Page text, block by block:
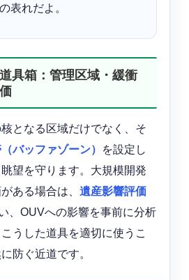
表れだよ。
具箱：管理区域・緩衝
となる区域だけでなく、そ
バッファゾーン）
を設定し
望を守ります。大規模開発
ある場合は、 遺産影響評価
、OUVへの影響を事前に分析
うした道具を適切に使うこ
防ぐ近道です。